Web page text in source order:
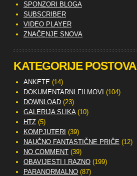
SPONZORI BLOGA
SUBSCRIBER
VIDEO PLAYER
ZNAČENJE SNOVA
KATEGORIJE POSTOVA
ANKETE (14)
DOKUMENTARNI FILMOVI (104)
DOWNLOAD(23)
GALERIJA SLIKA(10)
HTZ(5)
KOMPJUTERI (39)
NAUČNO FANTASTIČNE PRIČE (12)
NO COMMENT(39)
OBAVIJESTI I RAZNO(199)
PARANORMALNO(87)